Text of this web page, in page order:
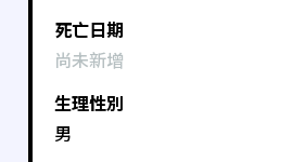
死亡日期
尚未新增
生理性別
男